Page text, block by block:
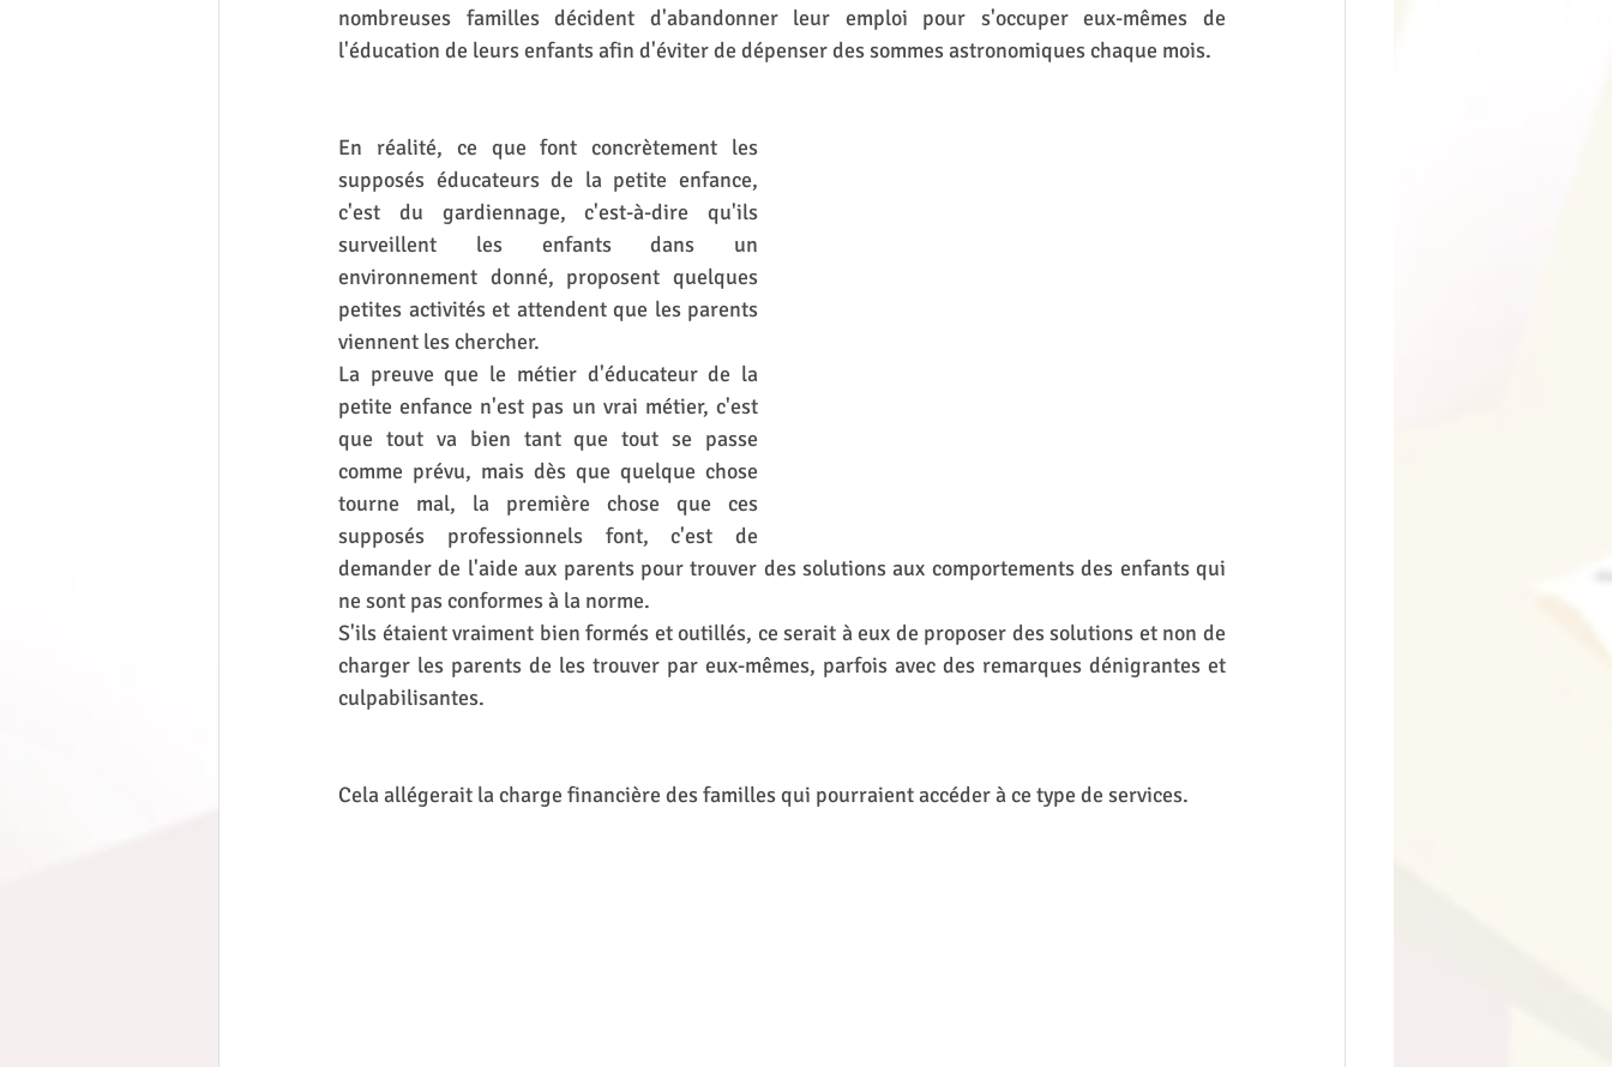
nombreuses familles décident d'abandonner leur emploi pour s'occuper eux-mêmes de
l'éducation de leurs enfants afin d'éviter de dépenser des sommes astronomiques chaque mois.
En réalité, ce que font concrètement les
supposés éducateurs de la petite enfance,
c'est du gardiennage, c'est-à-dire qu'ils
surveillent les enfants dans un
environnement donné, proposent quelques
petites activités et attendent que les parents
viennent les chercher.
La preuve que le métier d'éducateur de la
petite enfance n'est pas un vrai métier, c'est
que tout va bien tant que tout se passe
comme prévu, mais dès que quelque chose
tourne mal, la première chose que ces
supposés professionnels font, c'est de
demander de l'aide aux parents pour trouver des solutions aux comportements des enfants qui
ne sont pas conformes à la norme.
S'ils étaient vraiment bien formés et outillés, ce serait à eux de proposer des solutions et non de
charger les parents de les trouver par eux-mêmes, parfois avec des remarques dénigrantes et
culpabilisantes.
Cela allégerait la charge financière des familles qui pourraient accéder à ce type de services.